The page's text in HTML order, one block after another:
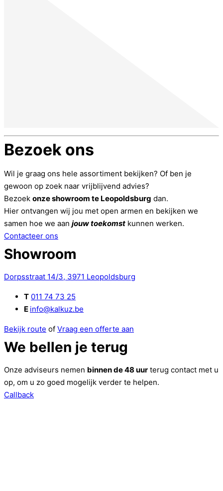
Bezoek ons
Wil je graag ons hele assortiment bekijken? Of ben je
gewoon op zoek naar vrijblijvend advies?
Bezoek onze showroom te Leopoldsburg dan.
Hier ontvangen wij jou met open armen en bekijken we
samen hoe we aan jouw toekomst kunnen werken.
Contacteer ons
Showroom
Dorpsstraat 14/3, 3971 Leopoldsburg
T 011 74 73 25
E info@kalkuz.be
Bekijk route of Vraag een offerte aan
We bellen je terug
Onze adviseurs nemen binnen de 48 uur terug contact met u
op, om u zo goed mogelijk verder te helpen.
Callback